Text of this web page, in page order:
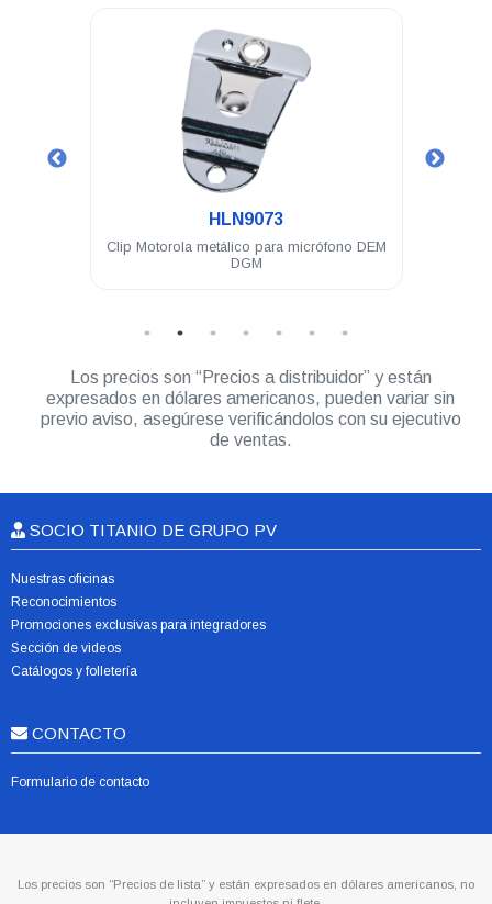
.
HLN9073
Clip Motorola metálico para micrófono DEM
DGM
Los precios son “Precios a distribuidor” y están
expresados en dólares americanos, pueden variar sin
previo aviso, asegúrese verificándolos con su ejecutivo
de ventas.
SOCIO TITANIO DE GRUPO PV
Nuestras oficinas
Reconocimientos
Promociones exclusivas para integradores
Sección de videos
Catálogos y folletería
CONTACTO
Formulario de contacto
Los precios son “Precios de lista” y están expresados en dólares americanos, no